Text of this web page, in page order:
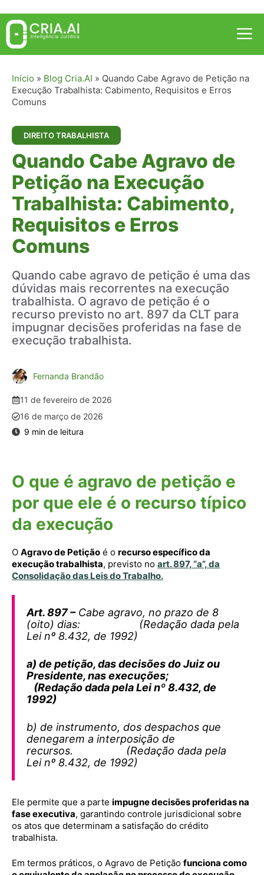
Pular
para
conteúdo
Início » Blog Cria.AI » Quando Cabe Agravo de Petição na
Execução Trabalhista: Cabimento, Requisitos e Erros
Comuns
DIREITO TRABALHISTA
Quando Cabe Agravo de
Petição na Execução
Trabalhista: Cabimento,
Requisitos e Erros
Comuns
Quando cabe agravo de petição é uma das
dúvidas mais recorrentes na execução
trabalhista. O agravo de petição é o
recurso previsto no art. 897 da CLT para
impugnar decisões proferidas na fase de
execução trabalhista.
Fernanda Brandão
11 de fevereiro de 2026
16 de março de 2026
O que é agravo de petição e
por que ele é o recurso típico
da execução
O Agravo de Petição é o recurso específico da
execução trabalhista, previsto no art. 897, “a”, da
Consolidação das Leis do Trabalho.
Art. 897 –Cabe agravo, no prazo de 8
(oito) dias: (Redação dada pela
Lei nº 8.432, de 1992)
a) de petição, das decisões do Juiz ou
Presidente, nas execuções;
(Redação dada pela Lei nº 8.432, de
1992)
b) de instrumento, dos despachos que
denegarem a interposição de
recursos. (Redação dada pela
Lei nº 8.432, de 1992)
Ele permite que a parte impugne decisões proferidas na
fase executiva, garantindo controle jurisdicional sobre
os atos que determinam a satisfação do crédito
trabalhista.
Em termos práticos, o Agravo de Petição funciona como